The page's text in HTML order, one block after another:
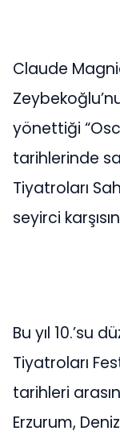
Claude
yönettiği
tarihlerinde
Tiyatroları
seyirci
Bu yıl 10.’su
Tiyatroları
tarihleri
Erzurum,